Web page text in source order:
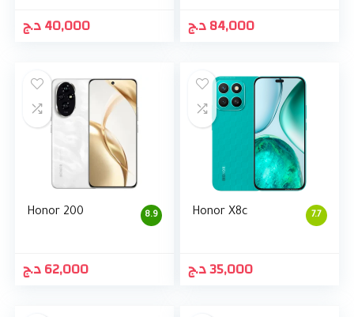
40,000د.ج 84,000د.ج
8.9
Honor 200
62,000د.ج
7.7
Honor X8c
35,000د.ج